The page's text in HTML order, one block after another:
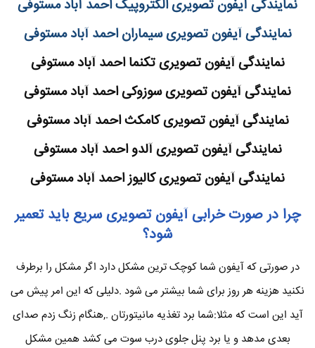
نمایندگی آیفون تصویری الکتروپیک احمد آباد مستوفی
نمایندگی آیفون تصویری سیماران احمد آباد مستوفی
نمایندگی آیفون تصویری تکنما احمد آباد مستوفی
نمایندگی آیفون تصویری سوزوکی احمد آباد مستوفی
نمایندگی آیفون تصویری کامکث احمد آباد مستوفی
نمایندگی آیفون تصویری آلدو احمد آباد مستوفی
نمایندگی آیفون تصویری کالیوز احمد آباد مستوفی
چرا در صورت خرابی آیفون تصویری سریع باید تعمیر
شود؟
در صورتی که آیفون شما کوچک ترین مشکل دارد اگر مشکل را برطرف
نکنید هزینه هر روز برای شما بیشتر می شود .دلیلی که این امر پیش می
آید این است که مثلا:شما برد تغذیه مانیتورتان .,هنگام زنگ زدم صدای
بعدی مدهد و یا برد پنل جلوی درب سوت می کشد همین مشکل